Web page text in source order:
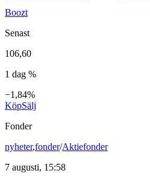
Boozt
Senast
106,60
1 dag %
−1,84%
KöpSälj
Fonder
nyheter,fonder/Aktiefonder
7 augusti, 15:58